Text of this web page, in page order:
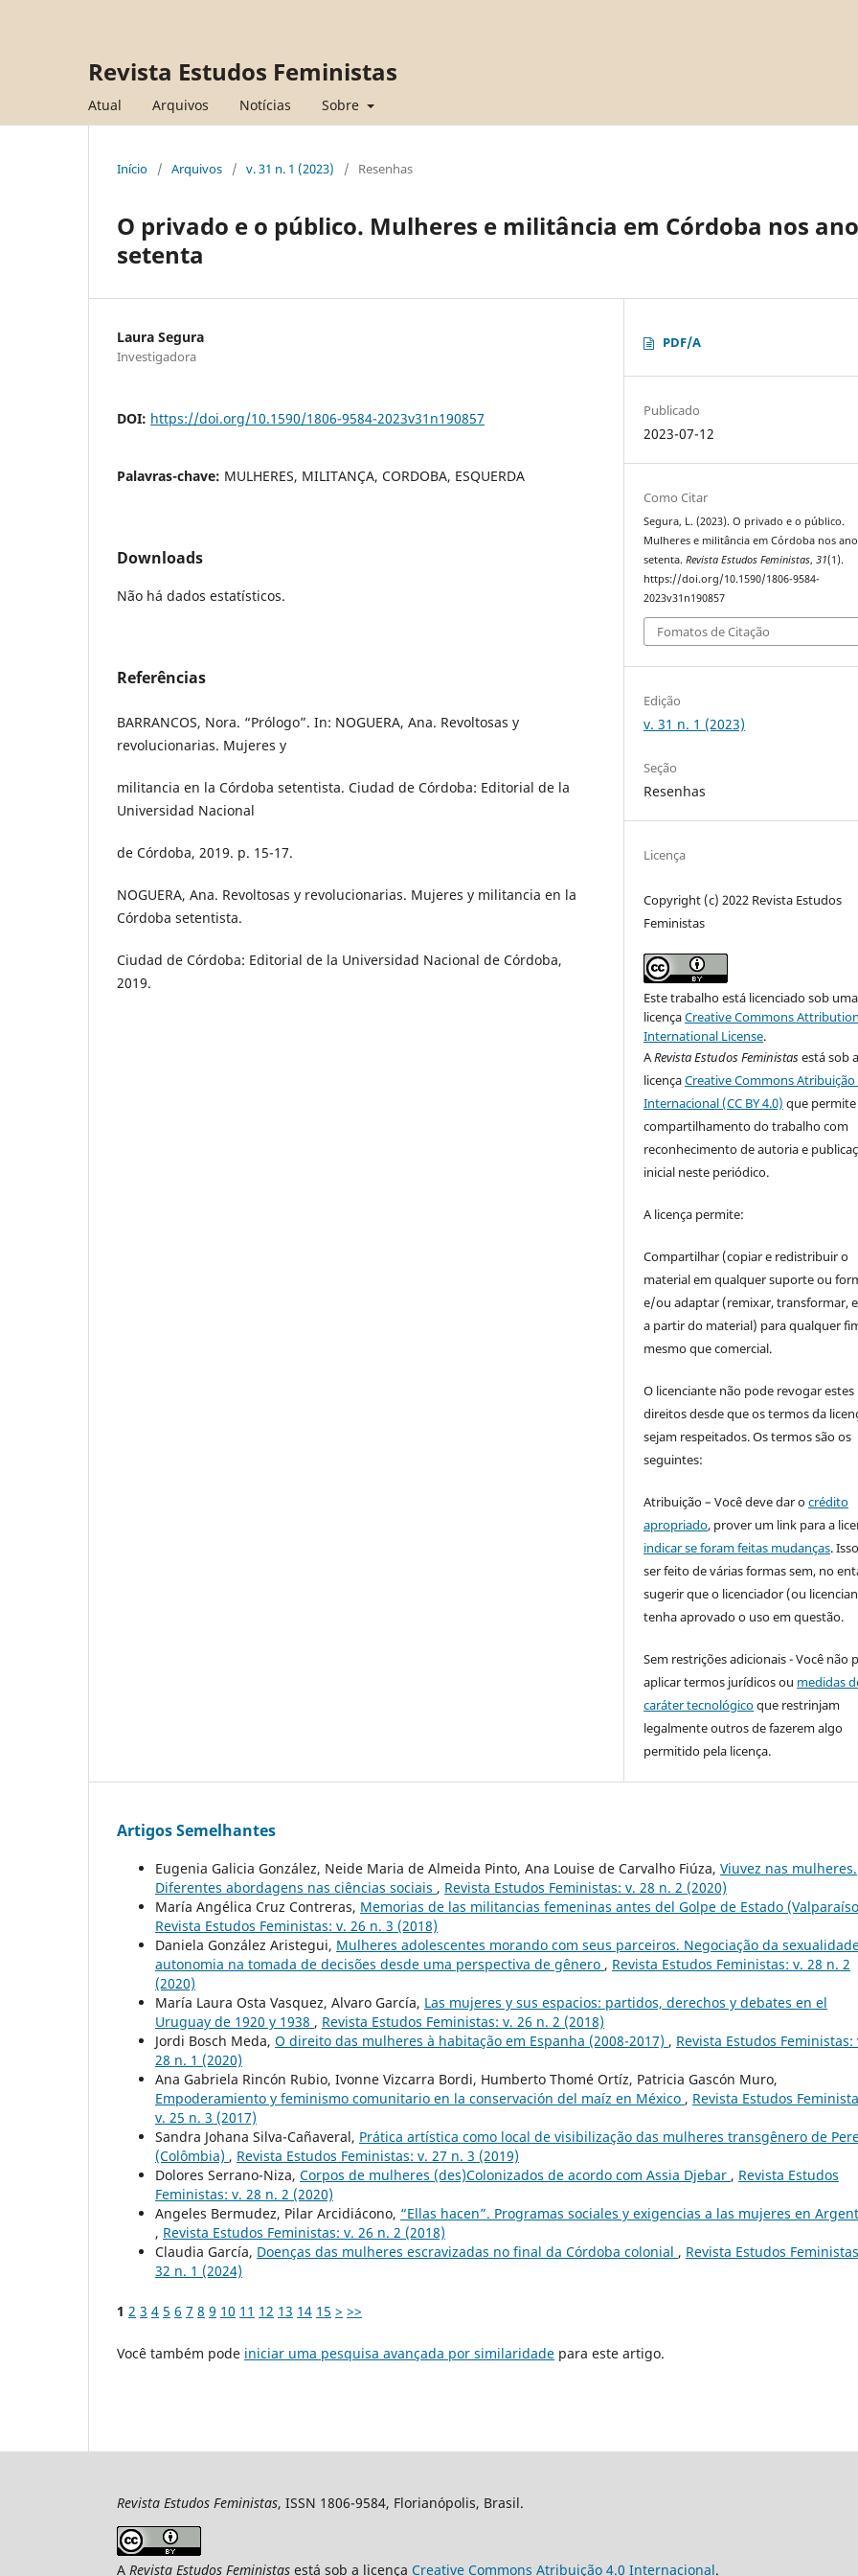
Revista Estudos Feministas
Atual Arquivos Notícias Sobre
Início / Arquivos / v. 31 n. 1 (2023) / Resenhas
O privado e o público. Mulheres e militância em Córdoba nos
setenta
Laura Segura
Investigadora
DOI: https://doi.org/10.1590/1806-9584-2023v31n190857
Palavras-chave: MULHERES, MILITANÇA, CORDOBA, ESQUERDA
Downloads
Não há dados estatísticos.
Referências
BARRANCOS, Nora. “Prólogo”. In: NOGUERA, Ana. Revoltosas y
revolucionarias. Mujeres y
militancia en la Córdoba setentista. Ciudad de Córdoba: Editorial de la
Universidad Nacional
de Córdoba, 2019. p. 15-17.
NOGUERA, Ana. Revoltosas y revolucionarias. Mujeres y militancia en la
Córdoba setentista.
Ciudad de Córdoba: Editorial de la Universidad Nacional de Córdoba,
2019.
PDF/A
Publicado
2023-07-12
Como Citar
Segura, L. (2023). O privado e o público.
Mulheres e militância em Córdoba nos
setenta.Revista Estudos Feministas,31(1).
https://doi.org/10.1590/1806-9584-
2023v31n190857
Fomatos de Citação
Edição
v. 31 n. 1 (2023)
Seção
Resenhas
Licença
Copyright (c) 2022 Revista Estudos
Feministas
Este trabalho está licenciado sob uma
licençaCreative Commons
International License.
ARevista Estudos Feministasestá sob a
licençaCreative Commons Atribuição
Internacional (CC BY 4.0) que
compartilhamento do trabalho com
reconhecimento de autoria e
inicial neste periódico.
A licença permite:
Compartilhar (copiar e redistribuir o
material em qualquer suporte ou
e/ou adaptar (remixar, transformar,
a partir do material) para qualquer
mesmo que comercial.
O licenciante não pode revogar estes
direitos desde que os termos da
sejam respeitados. Os termos são os
seguintes:
Atribuição – Você deve dar ocrédito
apropriado, prover um link para a
indicar se foram feitas mudanças.
ser feito de várias formas sem, no
sugerir que o licenciador (ou
tenha aprovado o uso em questão.
Sem restrições adicionais - Você não
aplicar termos jurídicos ou medidas
caráter tecnológicoque restrinjam
legalmente outros de fazerem algo
permitido pela licença.
Artigos Semelhantes
Eugenia Galicia González, Neide Maria de Almeida Pinto, Ana Louise de Carvalho Fiúza, Viuvez nas mulheres.
Diferentes abordagens nas ciências sociais , Revista Estudos Feministas: v. 28 n. 2 (2020)
María Angélica Cruz Contreras, Memorias de las militancias femeninas antes del Golpe de Estado
Revista Estudos Feministas: v. 26 n. 3 (2018)
Daniela González Aristegui, Mulheres adolescentes morando com seus parceiros. Negociação da
autonomia na tomada de decisões desde uma perspectiva de gênero , Revista Estudos Feministas: v. 28 n. 2
(2020)
María Laura Osta Vasquez, Alvaro García, Las mujeres y sus espacios: partidos, derechos y debates en el
Uruguay de 1920 y 1938 , Revista Estudos Feministas: v. 26 n. 2 (2018)
Jordi Bosch Meda, O direito das mulheres à habitação em Espanha (2008-2017) , Revista Estudos Feministas:
28 n. 1 (2020)
Ana Gabriela Rincón Rubio, Ivonne Vizcarra Bordi, Humberto Thomé Ortíz, Patricia Gascón Muro,
Empoderamiento y feminismo comunitario en la conservación del maíz en México , Revista Estudos
v. 25 n. 3 (2017)
Sandra Johana Silva-Cañaveral, Prática artística como local de visibilização das mulheres transgênero de
(Colômbia) , Revista Estudos Feministas: v. 27 n. 3 (2019)
Dolores Serrano-Niza, Corpos de mulheres (des)Colonizados de acordo com Assia Djebar , Revista Estudos
Feministas: v. 28 n. 2 (2020)
Angeles Bermudez, Pilar Arcidiácono, “Ellas hacen”. Programas sociales y exigencias a las mujeres en
, Revista Estudos Feministas: v. 26 n. 2 (2018)
Claudia García, Doenças das mulheres escravizadas no final da Córdoba colonial , Revista Estudos
32 n. 1 (2024)
1 2 3 4 5 6 7 8 9 10 11 12 13 14 15 > >>
Você também pode iniciar uma pesquisa avançada por similaridade para este artigo.
Revista Estudos Feministas, ISSN 1806-9584, Florianópolis, Brasil.
A Revista Estudos Feministas está sob a licença Creative Commons Atribuição 4.0 Internacional.